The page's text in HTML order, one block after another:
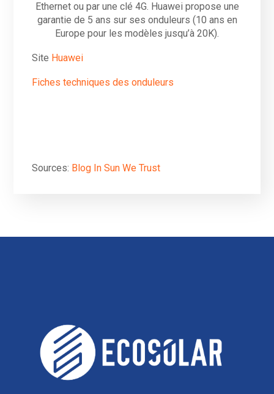
Ethernet ou par une clé 4G. Huawei propose une
garantie de 5 ans sur ses onduleurs (10 ans en
Europe pour les modèles jusqu’à 20K).
Site Huawei
Fiches techniques des onduleurs
Sources: Blog In Sun We Trust